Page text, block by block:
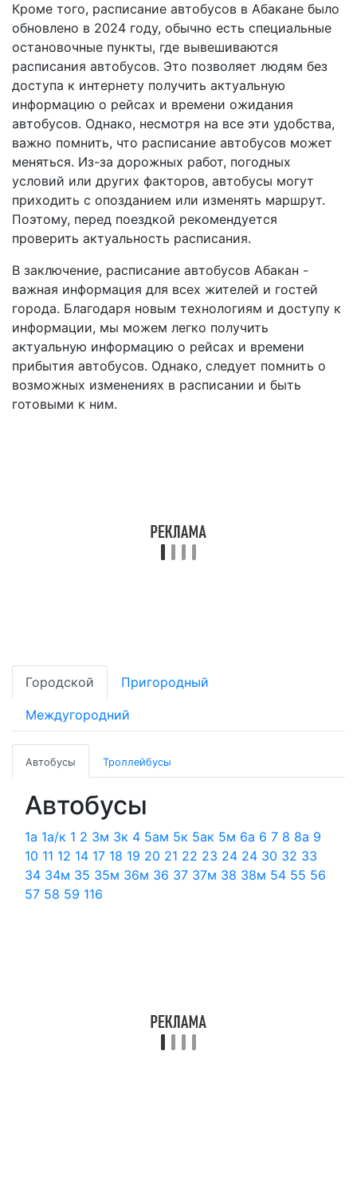
Кроме того, расписание автобусов в Абакане было
обновлено в 2024 году, обычно есть специальные
остановочные пункты, где вывешиваются
расписания автобусов. Это позволяет людям без
доступа к интернету получить актуальную
информацию о рейсах и времени ожидания
автобусов. Однако, несмотря на все эти удобства,
важно помнить, что расписание автобусов может
меняться. Из-за дорожных работ, погодных
условий или других факторов, автобусы могут
приходить с опозданием или изменять маршрут.
Поэтому, перед поездкой рекомендуется
проверить актуальность расписания.
В заключение, расписание автобусов Абакан -
важная информация для всех жителей и гостей
города. Благодаря новым технологиям и доступу к
информации, мы можем легко получить
актуальную информацию о рейсах и времени
прибытия автобусов. Однако, следует помнить о
возможных изменениях в расписании и быть
готовыми к ним.
Городской Пригородный
Междугородний
Автобусы Троллейбусы
Автобусы
1а 1а/к 1 2 3м 3к 4 5ам 5к 5ак 5м 6а 6 7 8 8а 9
10 11 12 14 17 18 19 20 21 22 23 24 24 30 32 33
34 34м 35 35м 36м 36 37 37м 38 38м 54 55 56
57 58 59 116